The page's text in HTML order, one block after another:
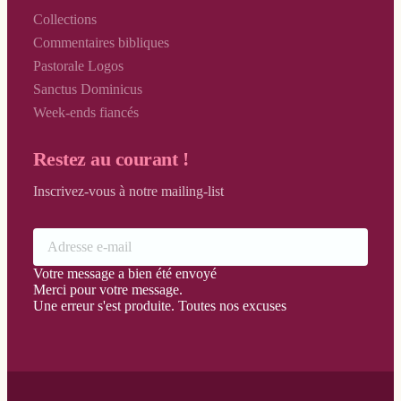
Vendredi Saint
Vigile Pascale
Collections
Commentaires bibliques
Pastorale Logos
Sanctus Dominicus
Week-ends fiancés
Restez au courant !
Inscrivez-vous à notre mailing-list
Votre message a bien été envoyé
Merci pour votre message.
Une erreur s'est produite. Toutes nos excuses